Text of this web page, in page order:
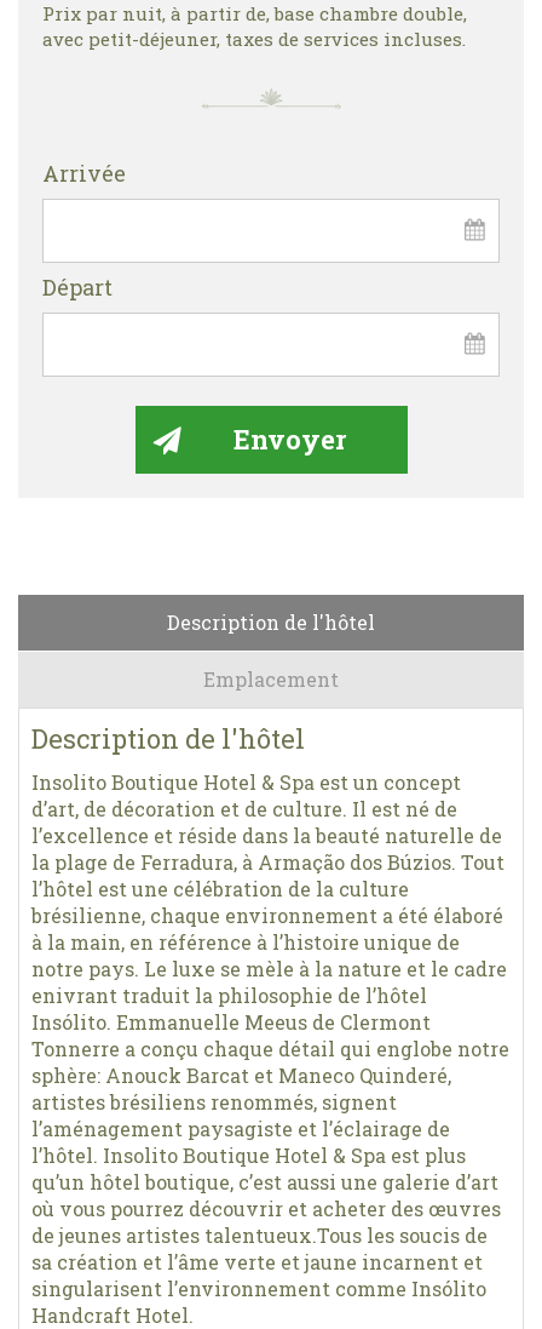
Prix par nuit, à partir de, base chambre double,
avec petit-déjeuner, taxes de services incluses.
Arrivée
Départ
Description de l'hôtel
Emplacement
Description de l'hôtel
Insolito Boutique Hotel & Spa est un concept
d’art, de décoration et de culture. Il est né de
l’excellence et réside dans la beauté naturelle de
la plage de Ferradura, à Armação dos Búzios. Tout
l’hôtel est une célébration de la culture
brésilienne, chaque environnement a été élaboré
à la main, en référence à l’histoire unique de
notre pays. Le luxe se mèle à la nature et le cadre
enivrant traduit la philosophie de l’hôtel
Insólito. Emmanuelle Meeus de Clermont
Tonnerre a conçu chaque détail qui englobe notre
sphère: Anouck Barcat et Maneco Quinderé,
artistes brésiliens renommés, signent
l’aménagement paysagiste et l’éclairage de
l’hôtel. Insolito Boutique Hotel & Spa est plus
qu’un hôtel boutique, c’est aussi une galerie d’art
où vous pourrez découvrir et acheter des œuvres
de jeunes artistes talentueux.Tous les soucis de
sa création et l’âme verte et jaune incarnent et
singularisent l’environnement comme Insólito
Handcraft Hotel.